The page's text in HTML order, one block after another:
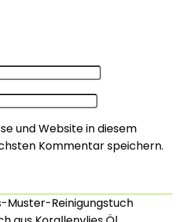
und Website in diesem
Kommentar speichern.